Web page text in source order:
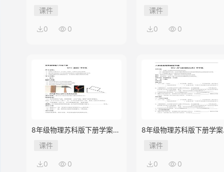
第3节 机械效率
课件
0 0
《第18课 科技文化成就》
课件
0 0
8年级物理苏科版下册学案
《10.1 压强》
课件
0 0
8年级物理苏科版下册学案
《9.3 力与运动的关系》
课件
0 0